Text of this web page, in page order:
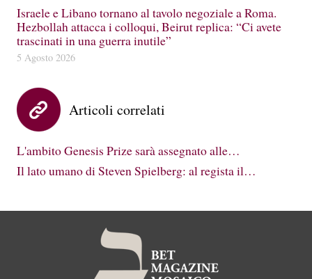
Israele e Libano tornano al tavolo negoziale a Roma.
Hezbollah attacca i colloqui, Beirut replica: “Ci avete
trascinati in una guerra inutile”
5 Agosto 2026
Articoli correlati
L'ambito Genesis Prize sarà assegnato alle…
Il lato umano di Steven Spielberg: al regista il…